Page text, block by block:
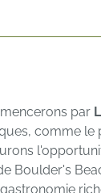
par
comme le
Boulder's